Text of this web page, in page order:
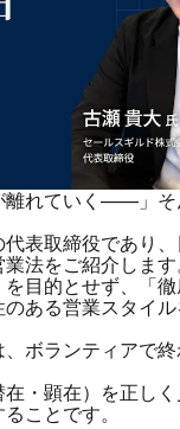
離れていく——」
表取締役であり
法をご紹介します
目的とせず、「
ある営業スタイル
ボランティアで終
・顕在）を正し
ことです。